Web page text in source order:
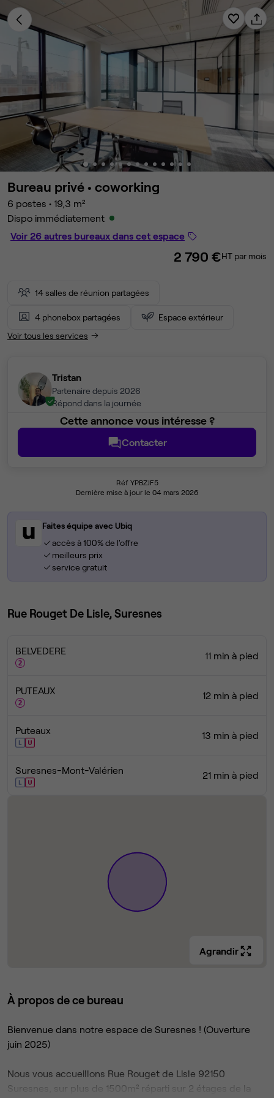
Bureau privé • coworking
6 postes • 19,3 m²
Dispo immédiatement
Voir 26 autres bureaux dans cet espace
2 790 €HT par mois
14 salles de réunion partagées
4 phonebox partagées
Espace extérieur
Voir tous les services
Tristan
Partenaire depuis 2026
Répond dans la journée
Cette annonce vous intéresse ?
Contacter
Réf YPBZJF5
Dernière mise à jour le 04 mars 2026
Faites équipe avec Ubiq
accès à 100% de l'offre
meilleurs prix
service gratuit
Rue Rouget De Lisle, Suresnes
BELVEDERE 11 min à pied
PUTEAUX 12 min à pied
Puteaux 13 min à pied
Suresnes-Mont-Valérien 21 min à pied
Agrandir
À propos de ce bureau
Bienvenue dans notre espace de Suresnes ! (Ouverture
juin 2025)
Nous vous accueillons Rue Rouget de Lisle 92150
Suresnes, sur plus de 1500m² réparti sur 2 étages de la